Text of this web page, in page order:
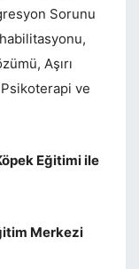
Sorunu
Aşırı
ve
Eğitimi ile
Merkezi